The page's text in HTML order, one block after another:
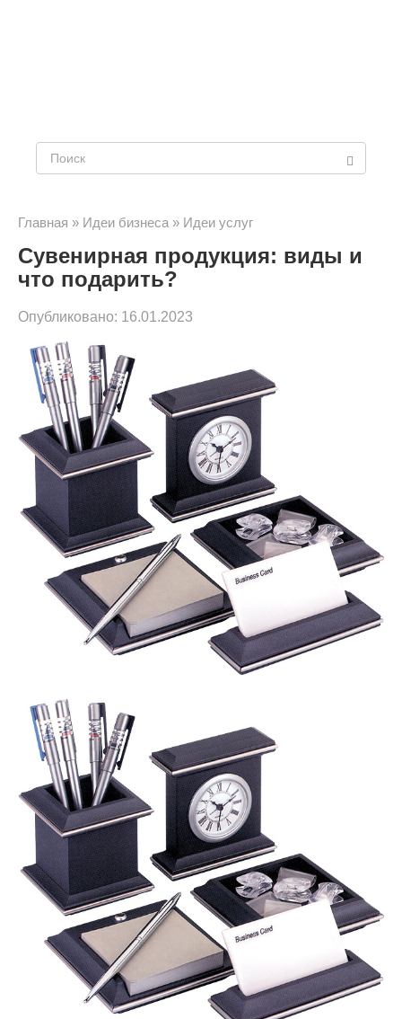
Главная » Идеи бизнеса » Идеи услуг
Сувенирная продукция: виды и
что подарить?
Опубликовано: 16.01.2023